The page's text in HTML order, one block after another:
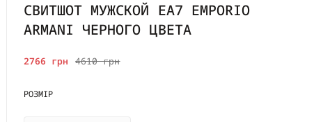
СВИТШОТ МУЖСКОЙ EA7 EMPORIO
ARMANI ЧЕРНОГО ЦВЕТА
4610 грн
2766 грн
РОЗМІР